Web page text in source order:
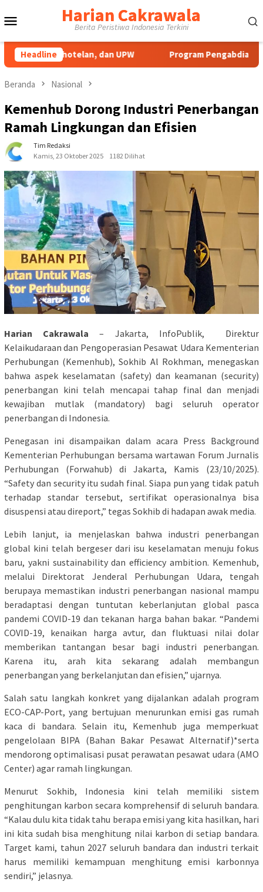
ke
Harian Cakrawala
Berita Peristiwa Indonesia Terkini
Headlinedan UPW Program Pengabdian UNP
Beranda Nasional
Kemenhub Dorong Industri Penerbangan
Ramah Lingkungan dan Efisien
Tim Redaksi
Kamis, 23 Oktober 2025
1182 Dilihat
Harian Cakrawala– Jakarta, InfoPublik, Direktur
Kelaikudaraan dan Pengoperasian Pesawat Udara Kementerian
Perhubungan (Kemenhub), Sokhib Al Rokhman, menegaskan
bahwa aspek keselamatan (safety) dan keamanan (security)
penerbangan kini telah mencapai tahap final dan menjadi
kewajiban mutlak (mandatory) bagi seluruh operator
penerbangan di Indonesia.
Penegasan ini disampaikan dalam acara Press Background
Kementerian Perhubungan bersama wartawan Forum Jurnalis
Perhubungan (Forwahub) di Jakarta, Kamis (23/10/2025).
“Safety dan security itu sudah final. Siapa pun yang tidak patuh
terhadap standar tersebut, sertifikat operasionalnya bisa
disuspensi atau direport,” tegas Sokhib di hadapan awak media.
Lebih lanjut, ia menjelaskan bahwa industri penerbangan
global kini telah bergeser dari isu keselamatan menuju fokus
baru, yakni sustainability dan efficiency ambition. Kemenhub,
melalui Direktorat Jenderal Perhubungan Udara, tengah
berupaya memastikan industri penerbangan nasional mampu
beradaptasi dengan tuntutan keberlanjutan global pasca
pandemi COVID-19 dan tekanan harga bahan bakar. “Pandemi
COVID-19, kenaikan harga avtur, dan fluktuasi nilai dolar
memberikan tantangan besar bagi industri penerbangan.
Karena itu, arah kita sekarang adalah membangun
penerbangan yang berkelanjutan dan efisien,” ujarnya.
Salah satu langkah konkret yang dijalankan adalah program
ECO-CAP-Port, yang bertujuan menurunkan emisi gas rumah
kaca di bandara. Selain itu, Kemenhub juga memperkuat
pengelolaan BIPA (Bahan Bakar Pesawat Alternatif)*serta
mendorong optimalisasi pusat perawatan pesawat udara (AMO
Center) agar ramah lingkungan.
Menurut Sokhib, Indonesia kini telah memiliki sistem
penghitungan karbon secara komprehensif di seluruh bandara.
“Kalau dulu kita tidak tahu berapa emisi yang kita hasilkan, hari
ini kita sudah bisa menghitung nilai karbon di setiap bandara.
Target kami, tahun 2027 seluruh bandara dan industri terkait
harus memiliki kemampuan menghitung emisi karbonnya
sendiri,” jelasnya.